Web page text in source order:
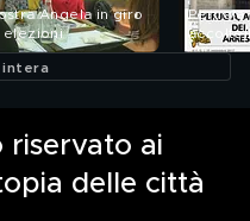
Angela in giro
elezioni
intera
riservato ai
delle città